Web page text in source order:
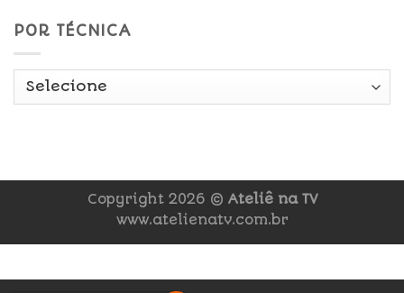
POR TÉCNICA
Copyright 2026 © Ateliê na TV
www.atelienatv.com.br